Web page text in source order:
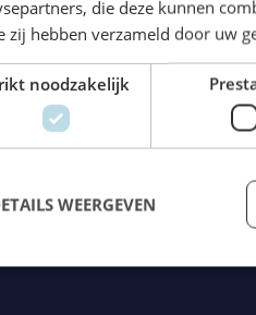
die deze kunnen
zij hebben verzameld door uw
noodzakelijk
WEERGEVEN